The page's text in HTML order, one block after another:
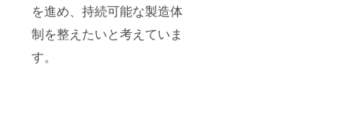
を進め、持続可能な製造体
制を整えたいと考えていま
す。